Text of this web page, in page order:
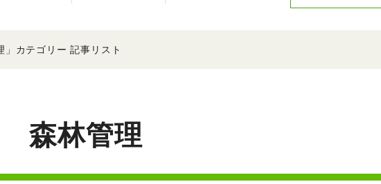
」カテゴリー 記事リスト
森林管理